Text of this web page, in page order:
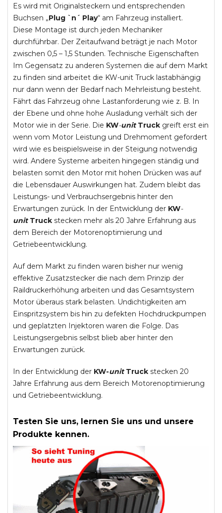
Es wird mit Originalsteckern und entsprechenden
Buchsen „Plug `n´ Play“ am Fahrzeug installiert.
Diese Montage ist durch jeden Mechaniker
durchführbar. Der Zeitaufwand beträgt je nach Motor
zwischen 0,5 – 1,5 Stunden. Technische Eigenschaften
Im Gegensatz zu anderen Systemen die auf dem Markt
zu finden sind arbeitet die KW-unit Truck lastabhängig
nur dann wenn der Bedarf nach Mehrleistung besteht.
Fährt das Fahrzeug ohne Lastanforderung wie z. B. In
der Ebene und ohne hohe Ausladung verhält sich der
Motor wie in der Serie. Die KW-unit Truck greift erst ein
wenn vom Motor Leistung und Drehmoment gefordert
wird wie es beispielsweise in der Steigung notwendig
wird. Andere Systeme arbeiten hingegen ständig und
belasten somit den Motor mit hohen Drücken was auf
die Lebensdauer Auswirkungen hat. Zudem bleibt das
Leistungs- und Verbrauchsergebnis hinter den
Erwartungen zurück. In der Entwicklung der KW-
unit Truck stecken mehr als 20 Jahre Erfahrung aus
dem Bereich der Motorenoptimierung und
Getriebeentwicklung.
Auf dem Markt zu finden waren bisher nur wenig
effektive Zusatzstecker die nach dem Prinzip der
Raildruckerhöhung arbeiten und das Gesamtsystem
Motor überaus stark belasten. Undichtigkeiten am
Einspritzsystem bis hin zu defekten Hochdruckpumpen
und geplatzten Injektoren waren die Folge. Das
Leistungsergebnis selbst blieb aber hinter den
Erwartungen zurück.
In der Entwicklung der KW-unitTruck stecken 20
Jahre Erfahrung aus dem Bereich Motorenoptimierung
und Getriebeentwicklung.
Testen Sie uns, lernen Sie uns und unsere
Produkte kennen.